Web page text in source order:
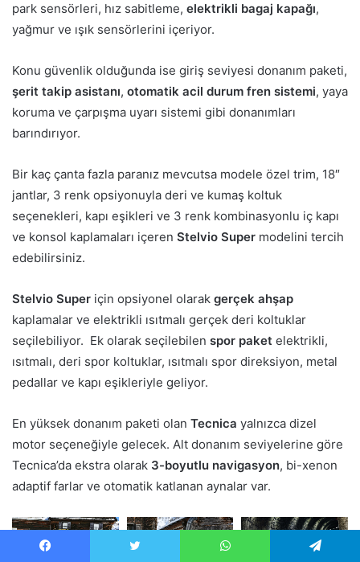
park sensörleri, hız sabitleme, elektrikli bagaj kapağı,
yağmur ve ışık sensörlerini içeriyor.
Konu güvenlik olduğunda ise giriş seviyesi donanım paketi,
şerit takip asistanı, otomatik acil durum fren sistemi, yaya
koruma ve çarpışma uyarı sistemi gibi donanımları
barındırıyor.
Bir kaç çanta fazla paranız mevcutsa modele özel trim, 18″
jantlar, 3 renk opsiyonuyla deri ve kumaş koltuk
seçenekleri, kapı eşikleri ve 3 renk kombinasyonlu iç kapı
ve konsol kaplamaları içeren Stelvio Super modelini tercih
edebilirsiniz.
Stelvio Super için opsiyonel olarak gerçek ahşap
kaplamalar ve elektrikli ısıtmalı gerçek deri koltuklar
seçilebiliyor. Ek olarak seçilebilen spor paket elektrikli,
ısıtmalı, deri spor koltuklar, ısıtmalı spor direksiyon, metal
pedallar ve kapı eşikleriyle geliyor.
En yüksek donanım paketi olan Tecnica yalnızca dizel
motor seçeneğiyle gelecek. Alt donanım seviyelerine göre
Tecnica’da ekstra olarak 3-boyutlu navigasyon, bi-xenon
adaptif farlar ve otomatik katlanan aynalar var.